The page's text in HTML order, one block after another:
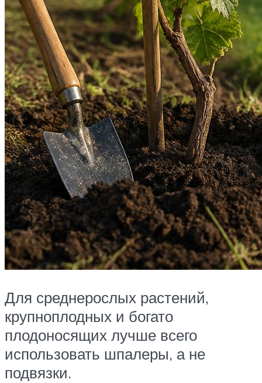
Для среднерослых растений,
крупноплодных и богато
плодоносящих лучше всего
использовать шпалеры, а не
подвязки.